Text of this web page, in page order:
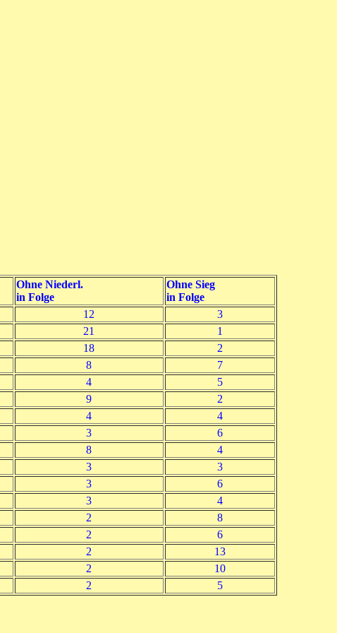
Ohne Niederl.
in Folge
Ohne Sieg
in Folge
12
3
21
1
18
2
8
7
4
5
9
2
4
4
3
6
8
4
3
3
3
6
3
4
2
8
2
6
2
13
2
10
2 5